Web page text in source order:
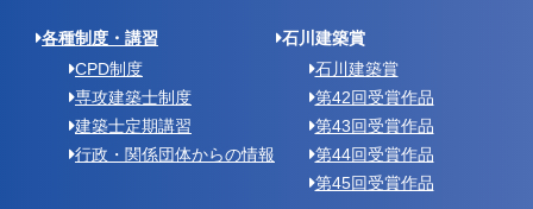
各種制度・講習
CPD制度
専攻建築士制度
建築士定期講習
行政・関係団体からの情報
石川建築賞
石川建築賞
第42回受賞作品
第43回受賞作品
第44回受賞作品
第45回受賞作品